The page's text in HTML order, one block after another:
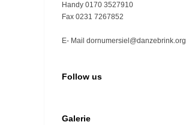
Handy 0170 3527910
Fax 0231 7267852
E- Mail dornumersiel@danzebrink.org
Follow us
Galerie